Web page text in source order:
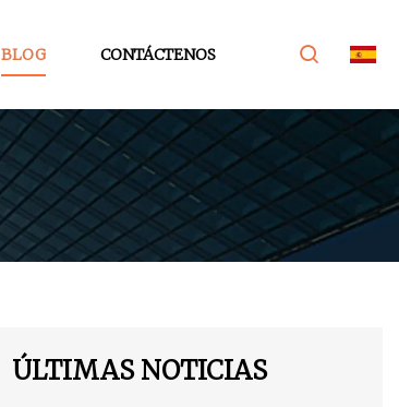
BLOG CONTÁCTENOS
ÚLTIMAS NOTICIAS